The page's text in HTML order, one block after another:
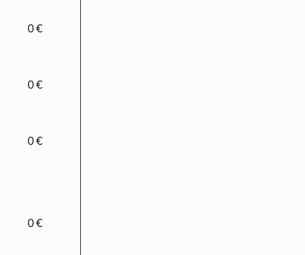
0 €
0 €
0 €
0 €